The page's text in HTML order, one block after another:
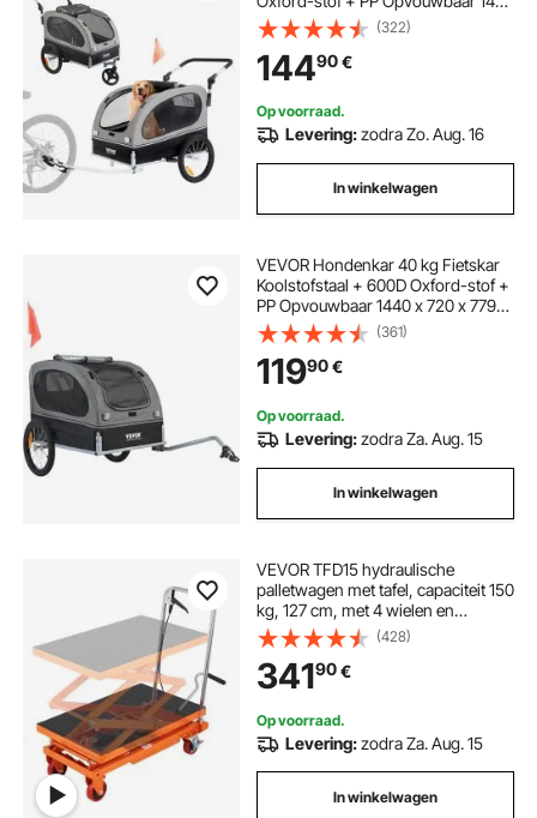
x 720 x 780 mm als aanhanger
1530 x 720 x 825 mm als
kinderwagen Hondenbuggy
Joggerkar
(322)
14490€
Op voorraad.
Levering:zodra Zo. Aug. 16
In winkelwagen
VEVOR Hondenkar 40 kg Fietskar
Koolstofstaal + 600D Oxford-stof +
PP Opvouwbaar 1440 x 720 x 779
mm als opvouwbare kar
Afmetingen 760 x 560 x 195 mm
Zwart & Grijs
(361)
11990€
Op voorraad.
Levering:zodra Za. Aug. 15
In winkelwagen
VEVOR TFD15 hydraulische
palletwagen met tafel, capaciteit 150
kg, 127 cm, met 4 wielen en
antislipmat, voor
materiaalbehandeling en transport,
oranje
(428)
34190€
Op voorraad.
Levering:zodra Za. Aug. 15
In winkelwagen